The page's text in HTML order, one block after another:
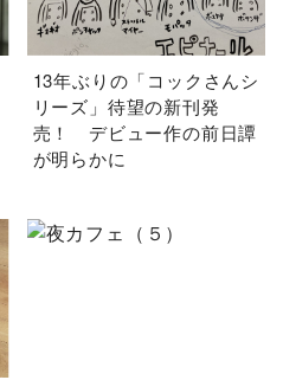
13年ぶりの「コックさんシ
リーズ」待望の新刊発
売！ デビュー作の前日譚
が明らかに